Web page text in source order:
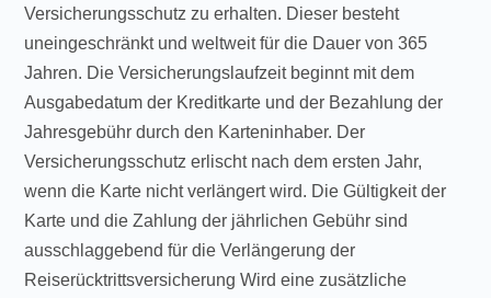
Versicherungsschutz zu erhalten. Dieser besteht
uneingeschränkt und weltweit für die Dauer von 365
Jahren. Die Versicherungslaufzeit beginnt mit dem
Ausgabedatum der Kreditkarte und der Bezahlung der
Jahresgebühr durch den Karteninhaber. Der
Versicherungsschutz erlischt nach dem ersten Jahr,
wenn die Karte nicht verlängert wird. Die Gültigkeit der
Karte und die Zahlung der jährlichen Gebühr sind
ausschlaggebend für die Verlängerung der
Reiserücktrittsversicherung Wird eine zusätzliche